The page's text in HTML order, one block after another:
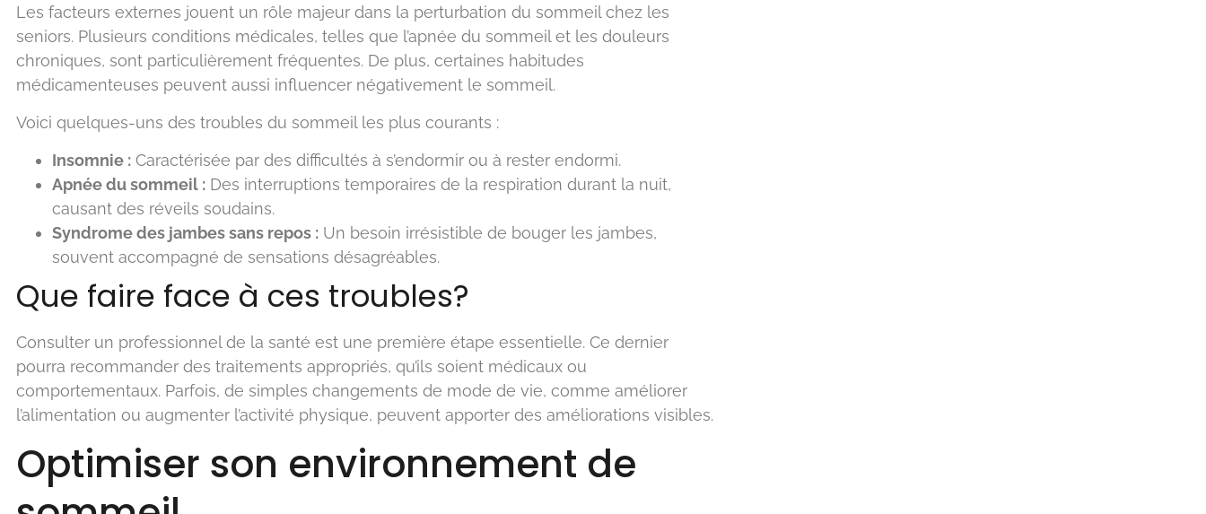
Les facteurs externes jouent un rôle majeur dans la perturbation du sommeil chez les
seniors. Plusieurs conditions médicales, telles que l’apnée du sommeil et les douleurs
chroniques, sont particulièrement fréquentes. De plus, certaines habitudes
médicamenteuses peuvent aussi influencer négativement le sommeil.
Voici quelques-uns des troubles du sommeil les plus courants :
Insomnie : Caractérisée par des difficultés à s’endormir ou à rester endormi.
Apnée du sommeil : Des interruptions temporaires de la respiration durant la nuit,
causant des réveils soudains.
Syndrome des jambes sans repos : Un besoin irrésistible de bouger les jambes,
souvent accompagné de sensations désagréables.
Que faire face à ces troubles?
Consulter un professionnel de la santé est une première étape essentielle. Ce dernier
pourra recommander des traitements appropriés, qu’ils soient médicaux ou
comportementaux. Parfois, de simples changements de mode de vie, comme améliorer
l’alimentation ou augmenter l’activité physique, peuvent apporter des améliorations visibles.
Optimiser son environnement de